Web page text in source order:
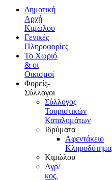
Δημοτική
Αρχή
Κιμώλου
Γενικές
Πληροφορίες
Το Xωριό
& οι
Οικισμοί
Φορείς-
Σύλλογοι
Σύλλογος
Τουριστικών
Καταλυμάτων
Ιδρύματα
Αφεντάκειο
Κληροδότημα
Κιμώλου
Αγρ/
κος.